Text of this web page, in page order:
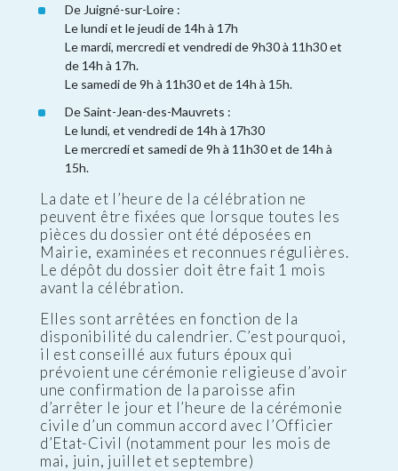
De Juigné-sur-Loire :
Le lundi et le jeudi de 14h à 17h
Le mardi, mercredi et vendredi de 9h30 à 11h30 et
de 14h à 17h.
Le samedi de 9h à 11h30 et de 14h à 15h.
De Saint-Jean-des-Mauvrets :
Le lundi, et vendredi de 14h à 17h30
Le mercredi et samedi de 9h à 11h30 et de 14h à
15h.
La date et l’heure de la célébration ne
peuvent être fixées que lorsque toutes les
pièces du dossier ont été déposées en
Mairie, examinées et reconnues régulières.
Le dépôt du dossier doit être fait 1 mois
avant la célébration.
Elles sont arrêtées en fonction de la
disponibilité du calendrier. C’est pourquoi,
il est conseillé aux futurs époux qui
prévoient une cérémonie religieuse d’avoir
une confirmation de la paroisse afin
d’arrêter le jour et l’heure de la cérémonie
civile d’un commun accord avec l’Officier
d’Etat-Civil (notamment pour les mois de
mai, juin, juillet et septembre)